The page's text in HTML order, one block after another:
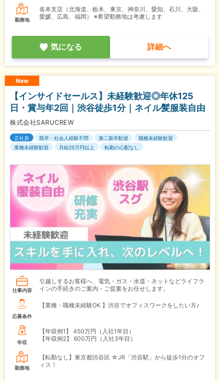
勤務地
各本支店（北海道、栃木、東京、神奈川、愛知、石川、大阪、
愛媛、広島、福岡） ※希望勤務地は考慮します
気になる 詳細へ
New
【インサイドセールス】未経験歓迎◎年休125
日・賞与年2回｜渋谷徒歩1分｜ネイル髪服装自由
株式会社SARUCREW
正社員 既卒・社会人経験不問 第二新卒歓迎
職種未経験歓迎
業種未経験歓迎
月給25万円以上 転勤の心配なし
仕事内容
引越しするお客様へ、電気・ガス・水道・ネットなどライフラ
インの手続きのご案内・ご提案をお任せします。
応募条件
【業種・職種未経験OK 】渋谷でオフィスワークをしたい方♪
年収
【年収例1】
450万円（入社1年目）
【年収例2】
600万円（入社3年目）
勤務地
【転勤なし】東京都渋谷区 ☆JR「渋谷駅」から徒歩1分のオフ
ィス！